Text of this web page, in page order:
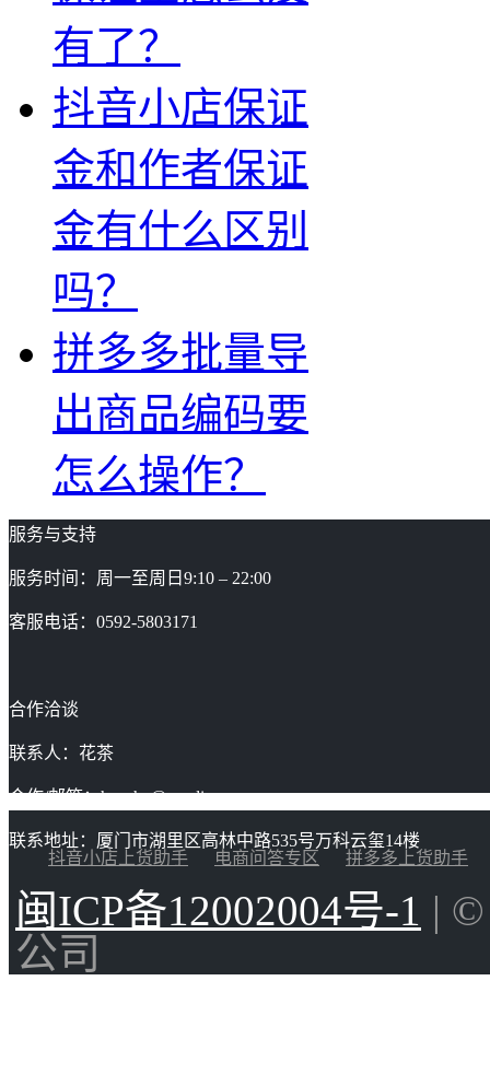
有了？
抖音小店保证
金和作者保证
金有什么区别
吗？
拼多多批量导
出商品编码要
怎么操作？
服务与支持
服务时间：周一至周日9:10 – 22:00
客服电话：0592-5803171
合作洽谈
联系人：花茶
合作/邮箱：huacha@gaoding.com
联系地址：厦门市湖里区高林中路535号万科云玺14楼
抖音小店上货助手
电商问答专区 拼多多上货助手
闽ICP备12002004号-1 |
公司